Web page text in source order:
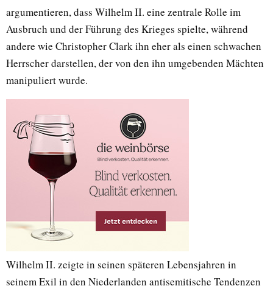
argumentieren, dass Wilhelm II. eine zentrale Rolle im
Ausbruch und der Führung des Krieges spielte, während
andere wie Christopher Clark ihn eher als einen schwachen
Herrscher darstellen, der von den ihn umgebenden Mächten
manipuliert wurde.
Wilhelm II. zeigte in seinen späteren Lebensjahren in
seinem Exil in den Niederlanden antisemitische Tendenzen